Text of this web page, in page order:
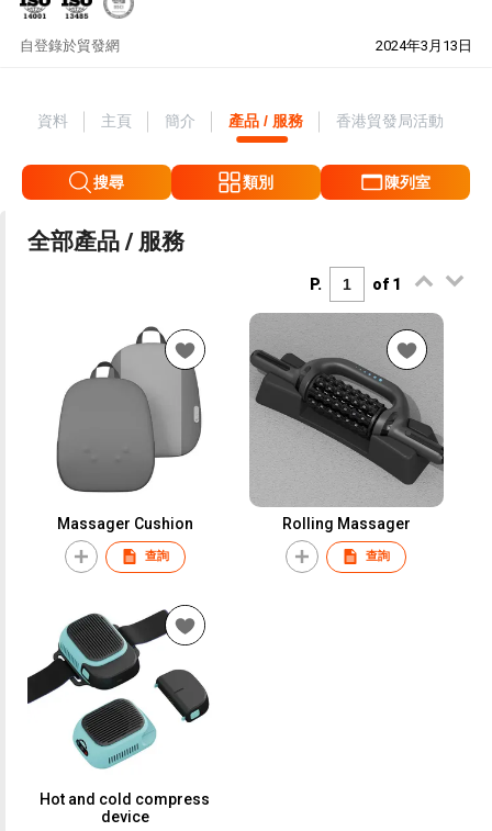
自 2024年3月13日
登錄於貿發網
資料 主頁 簡介 產品 / 服務 香港貿發局活動
搜尋 類別 陳列室
全部產品 / 服務
P. of 1
Massager Cushion
查詢
Rolling Massager
查詢
Hot and cold compress
device